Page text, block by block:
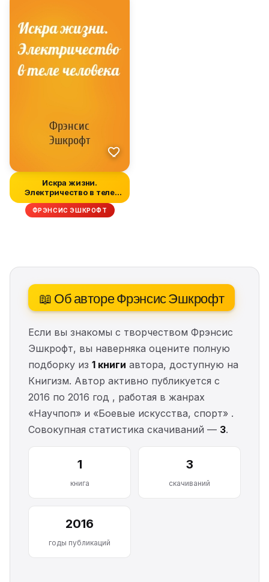
Искра жизни.
Электричество в теле
человека
ФРЭНСИС ЭШКРОФТ
📖 Об авторе Фрэнсис Эшкрофт
Если вы знакомы с творчеством Фрэнсис
Эшкрофт, вы наверняка оцените полную
подборку из 1 книги автора, доступную на
Книгизм. Автор активно публикуется с
2016 по 2016 год , работая в жанрах
«Научпоп» и «Боевые искусства, спорт» .
Совокупная статистика скачиваний — 3.
1
книга
3
скачиваний
2016
годы публикаций